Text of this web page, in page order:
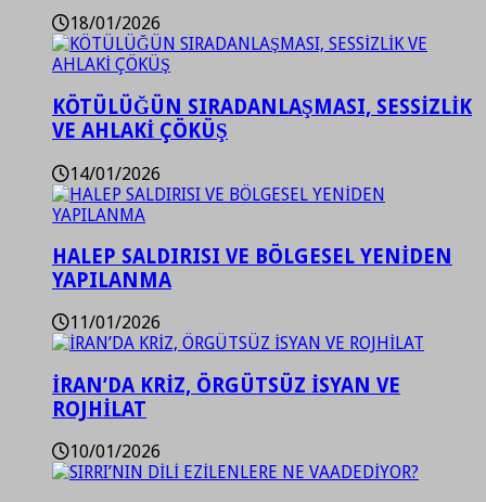
18/01/2026
KÖTÜLÜĞÜN SIRADANLAŞMASI, SESSİZLİK
VE AHLAKİ ÇÖKÜŞ
14/01/2026
HALEP SALDIRISI VE BÖLGESEL YENİDEN
YAPILANMA
11/01/2026
İRAN’DA KRİZ, ÖRGÜTSÜZ İSYAN VE
ROJHİLAT
10/01/2026